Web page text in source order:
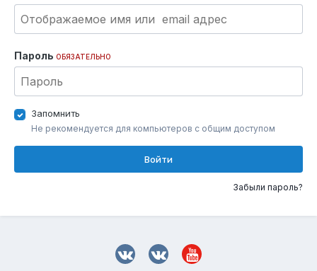
Пароль ОБЯЗАТЕЛЬНО
Запомнить
Не рекомендуется для компьютеров с общим доступом
Войти
Забыли пароль?